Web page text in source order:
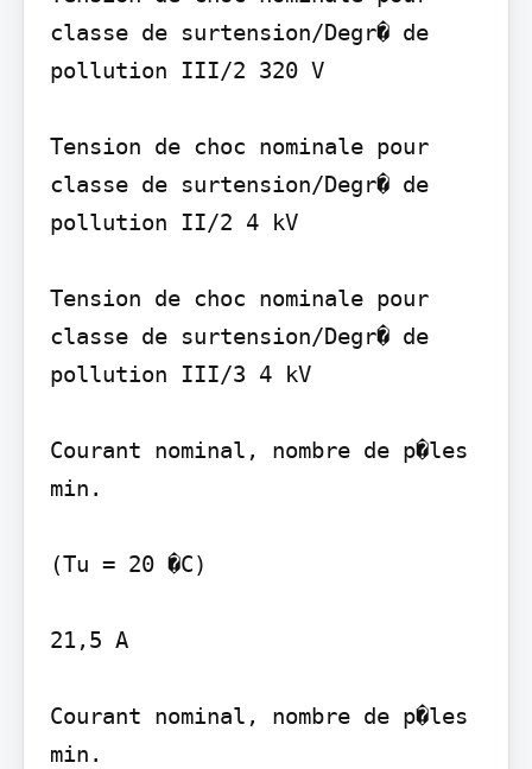
classe de surtension/Degr� de
pollution III/2 320 V
Tension de choc nominale pour
classe de surtension/Degr� de
pollution II/2 4 kV
Tension de choc nominale pour
classe de surtension/Degr� de
pollution III/3 4 kV
Courant nominal, nombre de p�les
min.
(Tu = 20 �C)
21,5 A
Courant nominal, nombre de p�les
min.